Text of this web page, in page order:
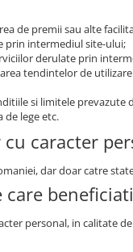
de premii sau alte
prin intermediul site-ului;
derulate prin
tendintelor de
si limitele prevazute
de lege etc.
caracter
dar doar catre
beneficiati
personal, in calitate